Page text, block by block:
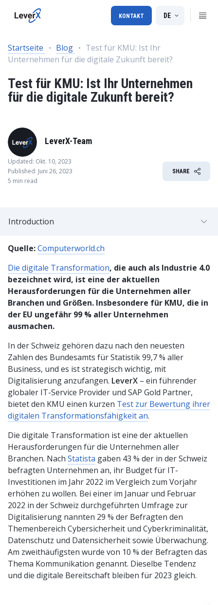
DE
KONTAKT
Startseite Blog
Test für KMU: Ist Ihr
Unternehmen für die digitale Zukunft bereit?
Test für KMU: Ist Ihr Unternehmen
für die digitale Zukunft bereit?
LeverX-Team
Updated: Okt. 10, 2023
Published: Juni 26, 2023
5 min read
SHARE
Quelle:Computerworld.ch
Die digitale Transformation, die auch als Industrie 4.0
bezeichnet wird, ist eine der aktuellen
Herausforderungen für die Unternehmen aller
Branchen und Größen. Insbesondere für KMU, die in
der EU ungefähr 99 % aller Unternehmen
ausmachen.
In der Schweiz gehören dazu nach den neuesten
Zahlen des Bundesamts für Statistik 99,7 % aller
Business, und es ist strategisch wichtig, mit
Digitalisierung anzufangen. LeverX – ein führender
globaler IT-Service Provider und SAP Gold Partner,
bietet den KMU einen kurzen Test zur Bewertung ihrer
digitalen Transformationsfähigkeit an.
Die digitale Transformation ist eine der aktuellen
Herausforderungen für die Unternehmen aller
Branchen. Nach Statista gaben 43 % der in der Schweiz
befragten Unternehmen an, ihr Budget für IT-
Investitionen im Jahr 2022 im Vergleich zum Vorjahr
erhöhen zu wollen. Bei einer im Januar und Februar
2022 in der Schweiz durchgeführten Umfrage zur
Digitalisierung nannten 29 % der Befragten den
Themenbereich Cybersicherheit und Cyberkriminalität,
Datenschutz und Datensicherheit sowie Überwachung.
Am zweithäufigsten wurde von 10 % der Befragten das
Thema Kommunikation genannt. Dieselbe Tendenz
und die digitale Bereitschaft bleiben für 2023 gleich.
Introduction